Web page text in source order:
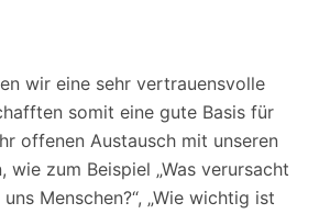
wir eine sehr vertrauensvolle
somit eine gute Basis für
offenen Austausch mit unseren
wie zum Beispiel „Was verursacht
Menschen?“, „Wie wichtig ist